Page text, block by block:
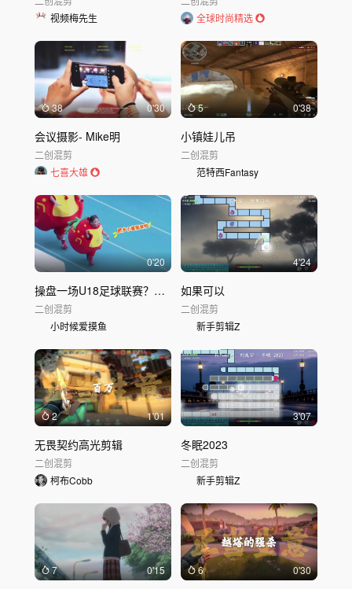
视频梅先生
全球时尚精选
38 0'30
会议摄影- Mike明
二创混剪
七喜大雄
5 0'38
小镇娃儿吊
二创混剪
范特西Fantasy
0'20
操盘一场U18足球联赛？这是创意公司能做的事？ (5)
二创混剪
小时候爱摸鱼
4'24
如果可以
二创混剪
新手剪辑Z
2 1'01
无畏契约高光剪辑
二创混剪
柯布Cobb
3'07
冬眠2023
二创混剪
新手剪辑Z
7 0'15 6 0'30